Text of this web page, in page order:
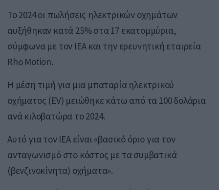
Το 2024 οι πωλήσεις ηλεκτρικών οχημάτων
αυξήθηκαν κατά 25% στα 17 εκατομμύρια,
σύμφωνα με τον IEA και την ερευνητική εταιρεία
Rho Motion.
Η μέση τιμή για μια μπαταρία ηλεκτρικού
οχήματος (EV) μειώθηκε κάτω από τα 100 δολάρια
ανά κιλοβατώρα το 2024.
Αυτό για τον IEA είναι «βασικό όριο για τον
ανταγωνισμό στο κόστος με τα συμβατικά
(βενζινοκίνητα) οχήματα».